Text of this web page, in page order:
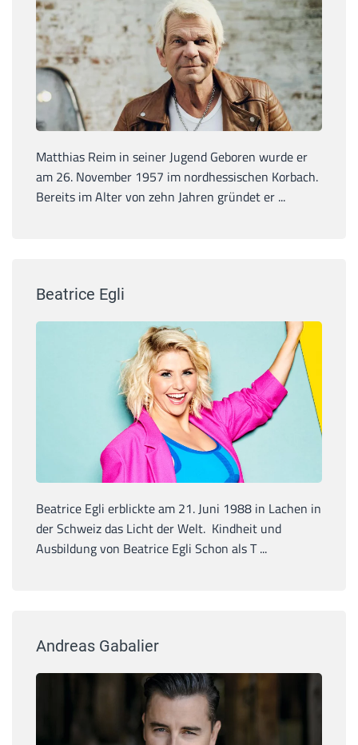
Matthias Reim in seiner Jugend Geboren wurde er
am 26. November 1957 im nordhessischen Korbach.
Bereits im Alter von zehn Jahren gründet er ...
Beatrice Egli
Beatrice Egli erblickte am 21. Juni 1988 in Lachen in
der Schweiz das Licht der Welt. Kindheit und
Ausbildung von Beatrice Egli Schon als T ...
Andreas Gabalier